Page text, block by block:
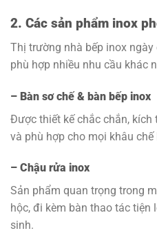
2. Các sản phẩm inox
Thị trường nhà bếp inox
phù hợp nhiều nhu cầu khác
– Bàn sơ chế & bàn bếp inox
Được thiết kế chắc chắn,
và phù hợp cho mọi khâu chế
– Chậu rửa inox
Sản phẩm quan trọng trong
hộc, đi kèm bàn thao tác tiện
sinh.